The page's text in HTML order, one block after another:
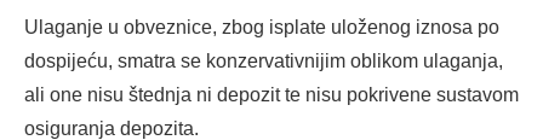
Ulaganje u obveznice, zbog isplate uloženog iznosa po
dospijeću, smatra se konzervativnijim oblikom ulaganja,
ali one nisu štednja ni depozit te nisu pokrivene sustavom
osiguranja depozita.